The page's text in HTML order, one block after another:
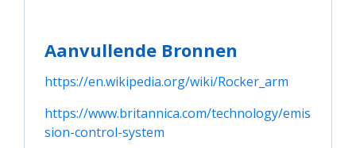
Aanvullende Bronnen
https://en.wikipedia.org/wiki/Rocker_arm
https://www.britannica.com/technology/emis
sion-control-system